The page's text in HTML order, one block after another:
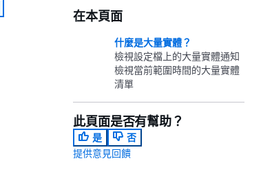
在本頁面
什麼是大量實體？
檢視設定檔上的大量實體通知
檢視當前範圍時間的大量實體
清單
此頁面是否有幫助？
是
否
提供意見回饋